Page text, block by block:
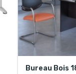
Bureau Bois